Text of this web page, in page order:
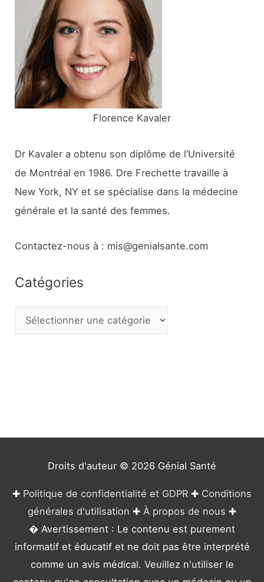
:
Florence Kavaler
Dr Kavaler a obtenu son diplôme de l’Université
de Montréal en 1986. Dre Frechette travaille à
New York, NY et se spécialise dans la médecine
générale et la santé des femmes.
Contactez-nous à : mis@genialsante.com
Catégories
Droits d'auteur © 2026 Génial Santé
✚ Politique de confidentialité et GDPR ✚ Conditions
générales d'utilisation ✚ À propos de nous ✚
� Avertissement : Le contenu est purement
informatif et éducatif et ne doit pas être interprété
comme un avis médical. Veuillez n'utiliser le